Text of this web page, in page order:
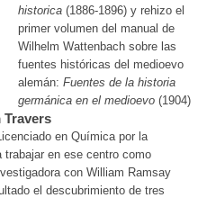
historica (1886-1896) y rehizo el
primer volumen del manual de
Wilhelm Wattenbach sobre las
fuentes históricas del medioevo
alemán: Fuentes de la historia
germánica en el medioevo (1904)
en Química por la
trabajar en ese centro como
con William Ramsay
el descubrimiento de tres